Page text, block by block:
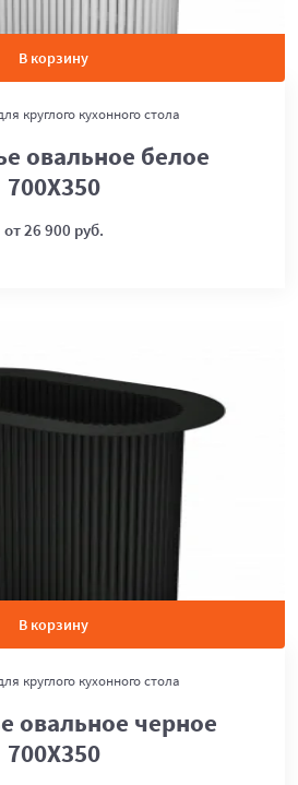
В корзину
круглого кухонного стола
овальное белое
700Х350
от 26 900 руб.
В корзину
круглого кухонного стола
овальное черное
700Х350